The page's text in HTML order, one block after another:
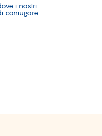
i nostri
coniugare